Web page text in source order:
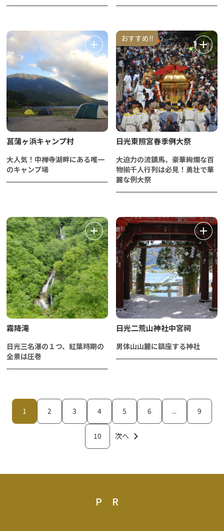
菖蒲ヶ浜キャンプ村
大人気！中禅寺湖畔にある唯一
のキャンプ場
おすすめ!!
日光東照宮春季例大祭
大迫力の流鏑馬、豪華絢爛な百
物揃千人行列は必見！勇壮で華
麗な例大祭
霧降滝
日光三名瀑の１つ、紅葉時期の
全景は圧巻
日光二荒山神社中宮祠
男体山山麓に鎮座する神社
1 2 3 4 5 6 ... 9
10 次へ
PR